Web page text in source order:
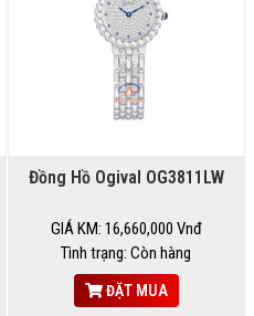
Đồng Hồ Ogival OG3811LW
GIÁ KM: 16,660,000 Vnđ
Tình trạng: Còn hàng
ĐẶT MUA